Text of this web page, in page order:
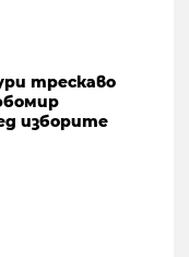
трескаво
изборите